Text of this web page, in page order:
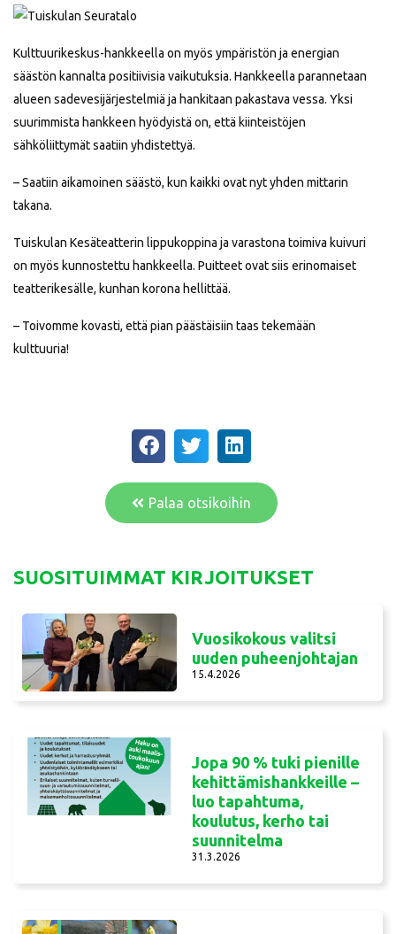
­Kulttuurikeskus-hankkeella on myös ympäristön ja energian
säästön kannalta positiivisia vaikutuksia. Hankkeella parannetaan
alueen sadevesijärjestelmiä ja hankitaan pakastava vessa. Yksi
suurimmista hankkeen hyödyistä on, että kiinteistöjen
sähköliittymät saatiin yhdistettyä.
– Saatiin aikamoinen säästö, kun kaikki ovat nyt yhden mittarin
takana.
Tuiskulan Kesäteatterin lippukoppina ja varastona toimiva kuivuri
on myös kunnostettu hankkeella. Puitteet ovat siis erinomaiset
teatterikesälle, kunhan korona hellittää.
– Toivomme kovasti, että pian päästäisiin taas tekemään
kulttuuria!
Palaa otsikoihin
SUOSITUIMMAT KIRJOITUKSET
Vuosikokous valitsi
uuden puheenjohtajan
15.4.2026
Jopa 90 % tuki pienille
kehittämishankkeille –
luo tapahtuma,
koulutus, kerho tai
suunnitelma
31.3.2026